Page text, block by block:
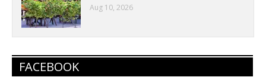
Aug 10, 2026
FACEBOOK